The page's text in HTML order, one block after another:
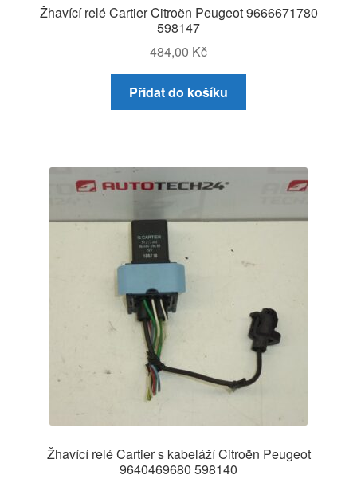
Žhavící relé Cartier Citroën Peugeot 9666671780
598147
484,00 Kč
Přidat do košíku
Žhavící relé Cartier s kabeláží Citroën Peugeot
9640469680 598140